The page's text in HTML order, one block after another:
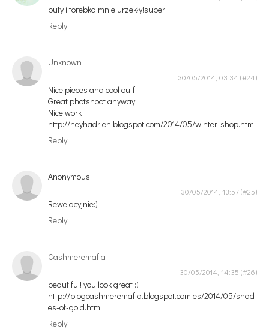
buty i torebka mnie urzekły!super!
Reply
Unknown
30/05/2014, 03:34
Nice pieces and cool outfit
Great photshoot anyway
Nice work
http://heyhadrien.blogspot.com/2014/05/winter-shop.html
Reply
Anonymous
30/05/2014, 13:57
Rewelacyjnie:)
Reply
Cashmeremafia
30/05/2014, 14:35
beautiful! you look great :)
http://blogcashmeremafia.blogspot.com.es/2014/05/shad
es-of-gold.html
Reply